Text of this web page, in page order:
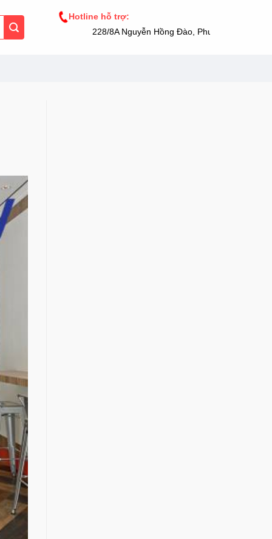
Hotline hỗ trợ:
228/8A Nguyễn Hồng Đào, Phường 14, Tân Bình,